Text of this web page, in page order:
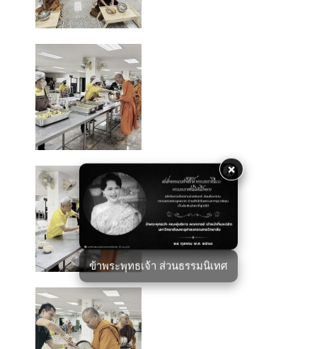
×
ข้าพระพุทธเจ้า ส่วนธรรมนิเทศ